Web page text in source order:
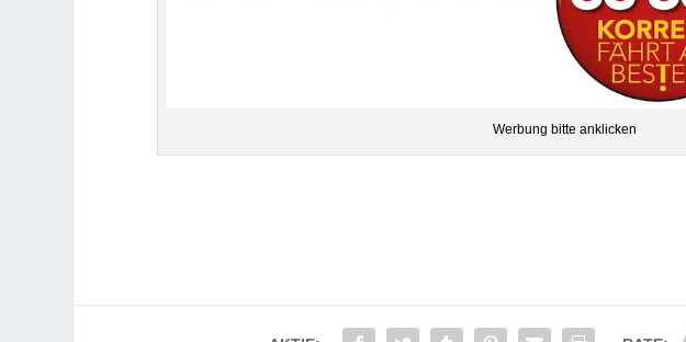
Wer­bung bitte anklicken